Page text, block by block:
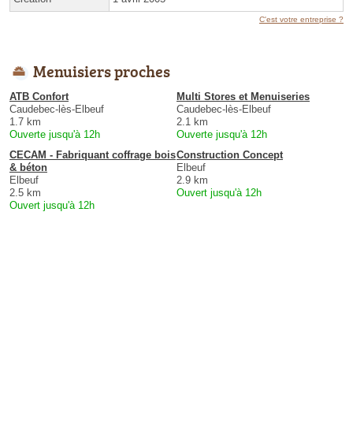
C'est votre entreprise ?
Menuisiers proches
ATB Confort
Caudebec-lès-Elbeuf
1.7 km
Ouverte jusqu'à 12h
Multi Stores et Menuiseries
Caudebec-lès-Elbeuf
2.1 km
Ouverte jusqu'à 12h
CECAM - Fabriquant coffrage bois
& béton
Elbeuf
2.5 km
Ouvert jusqu'à 12h
Construction Concept
Elbeuf
2.9 km
Ouvert jusqu'à 12h